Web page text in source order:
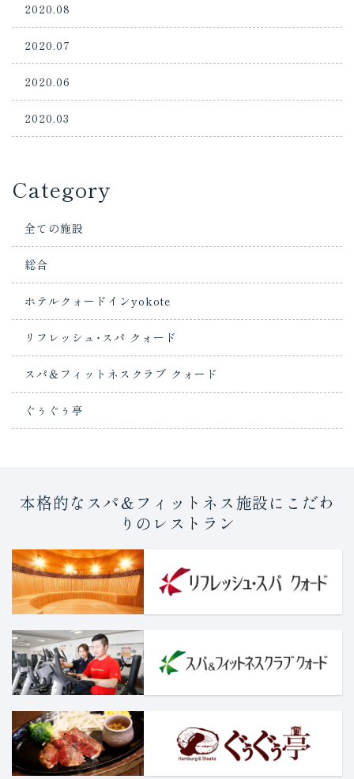
2020.08
2020.07
2020.06
2020.03
Category
全ての施設
総合
ホテルクォードインyokote
リフレッシュ･スパ クォード
スパ＆フィットネスクラブ クォード
ぐぅぐぅ亭
本格的なスパ＆フィットネス施設にこだわ
りのレストラン